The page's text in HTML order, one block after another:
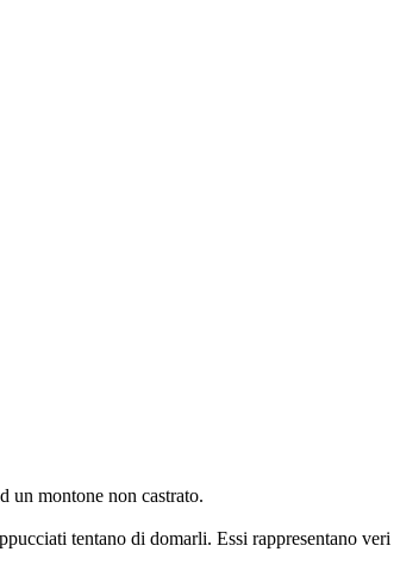
un montone non castrato.
tentano di domarli. Essi rappresentano veri